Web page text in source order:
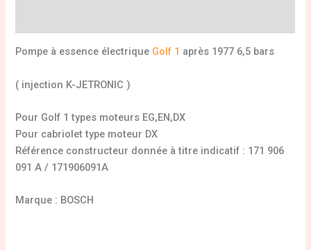
Pompe à essence électrique Golf 1 après 1977 6,5 bars
( injection K-JETRONIC )
Pour Golf 1 types moteurs EG,EN,DX
Pour cabriolet type moteur DX
Référence constructeur donnée à titre indicatif : 171 906
091 A / 171906091A
Marque : BOSCH